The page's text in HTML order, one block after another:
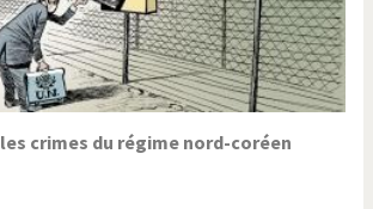
crimes du régime nord-coréen